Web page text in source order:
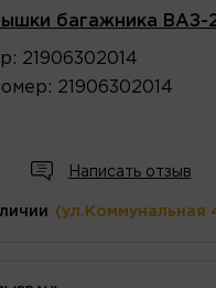
багажника ВАЗ-
: 21906302014
: 21906302014
Написать отзыв
(ул.Коммунальная